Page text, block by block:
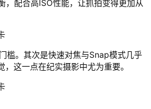
，配合高ISO性能，让抓拍变得更加从
槛。其次是快速对焦与Snap模式几乎
这一点在纪实摄影中尤为重要。